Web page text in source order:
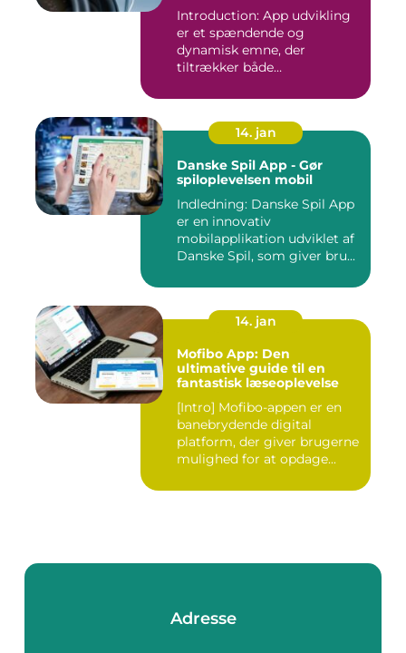
Introduction: App udvikling
er et spændende og
dynamisk emne, der
tiltrækker både
14. jan
Danske Spil App - Gør
spiloplevelsen mobil
Indledning: Danske Spil App
er en innovativ
mobilapplikation udviklet af
Danske Spil, som giver bru...
14. jan
Mofibo App: Den
ultimative guide til en
fantastisk læseoplevelse
[Intro] Mofibo-appen er en
banebrydende digital
platform, der giver brugerne
mulighed for at opdage...
Adresse